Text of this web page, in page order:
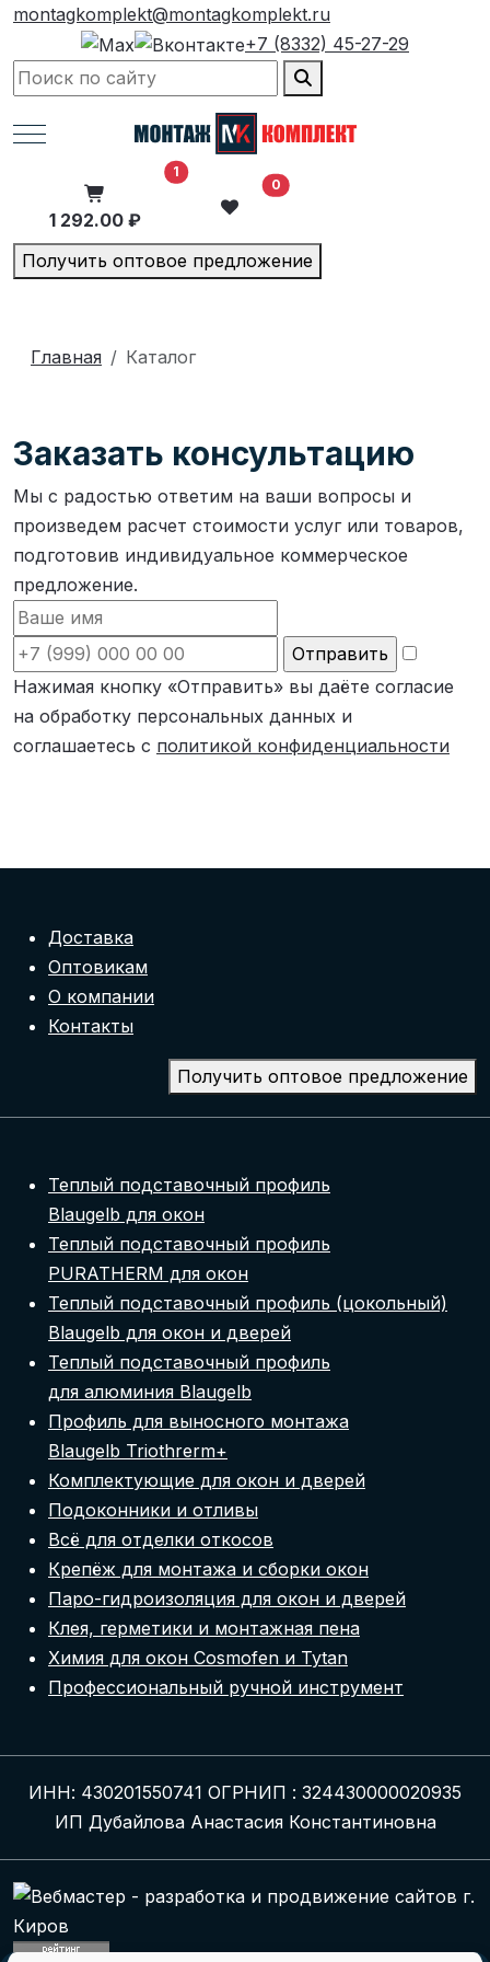
montagkomplekt@montagkomplekt.ru
+7 (8332) 45-27-29
Mobile Menu Toggle
1 В корзину
1 292.00 ₽
0
Получить оптовое предложение
Главная Каталог
Заказать консультацию
Мы с радостью ответим на ваши вопросы и
произведем расчет стоимости услуг или товаров,
подготовив индивидуальное коммерческое
предложение.
Нажимая кнопку «Отправить» вы даёте согласие
на обработку персональных данных и
соглашаетесь с политикой конфиденциальности
Доставка
Оптовикам
О компании
Контакты
Получить оптовое предложение
Теплый подставочный профиль
Blaugelb для окон
Теплый подставочный профиль
PURATHERM для окон
Теплый подставочный профиль (цокольный)
Blaugelb для окон и дверей
Теплый подставочный профиль
для алюминия Blaugelb
Профиль для выносного монтажа
Blaugelb Triothrerm+
Комплектующие для окон и дверей
Подоконники и отливы
Всё для отделки откосов
Крепёж для монтажа и сборки окон
Паро-гидроизоляция для окон и дверей
Клея, герметики и монтажная пена
Химия для окон Cosmofen и Tytan
Профессиональный ручной инструмент
ИНН: 430201550741 ОГРНИП : 324430000020935
ИП Дубайлова Анастасия Константиновна